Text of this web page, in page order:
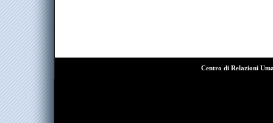
Centro di Relazioni